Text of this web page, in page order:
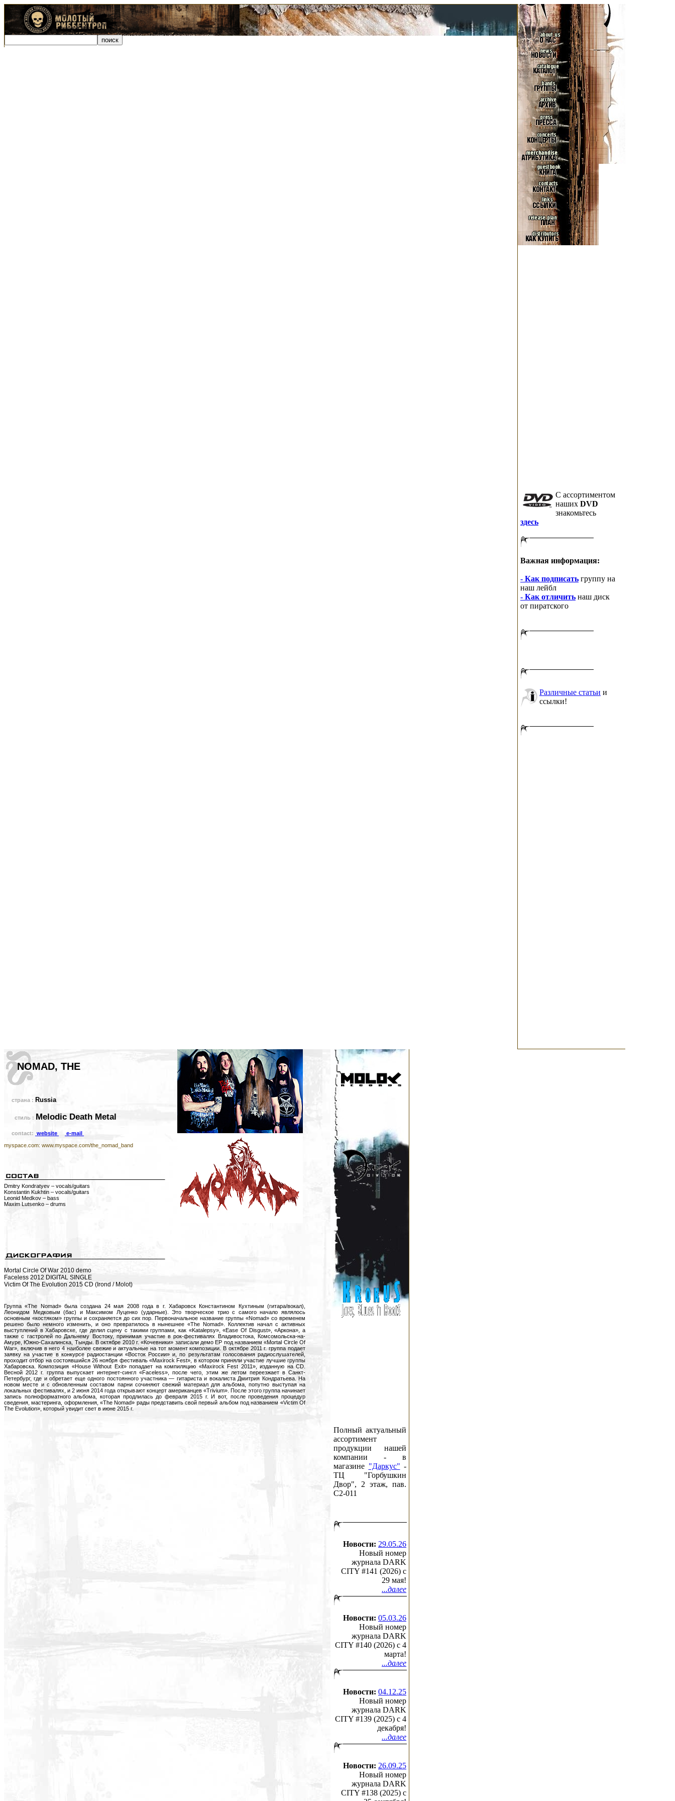
C ассортиментом
наших DVD
знакомьтесь
здесь
Важная информация:
- Как подписать группу на
наш лейбл
- Как отличить наш диск
от пиратского
Различные статьи и
ссылки!
NOMAD, THE
страна : Russia
стиль : Melodic Death Metal
contact: website
e-mail
myspace.com: www.myspace.com/the_nomad_band
Dmitry Kondratyev – vocals/guitars
Konstantin Kukhtin – vocals/guitars
Leonid Medkov – bass
Maxim Lutsenko – drums
Mortal Circle Of War 2010 demo
Faceless 2012 DIGITAL SINGLE
Victim Of The Evolution 2015 CD (Irond / Molot)
Группа «The Nomad» была создана 24 мая 2008 года в г. Хабаровск Константином Кухтиным (гитара/вокал),
Леонидом Медковым (бас) и Максимом Луценко (ударные). Это творческое трио c самого начало являлось
основным «костяком» группы и сохраняется до сих пор. Первоначальное название группы «Nomad» со временем
решено было немного изменить, и оно превратилось в нынешнее «The Nomad». Коллектив начал с активных
выступлений в Хабаровске, где делил сцену с такими группами, как «Katalepsy», «Ease Of Disgust», «Аркона», а
также с гастролей по Дальнему Востоку, принимая участие в рок-фестивалях Владивостока, Комсомольска-на-
Амуре, Южно-Сахалинска, Тынды. В октябре 2010 г. «Кочевники» записали демо EP под названием «Mortal Circle Of
War», включив в него 4 наиболее свежие и актуальные на тот момент композиции. В октябре 2011 г. группа подает
заявку на участие в конкурсе радиостанции «Восток России» и, по результатам голосования радиослушателей,
проходит отбор на состоявшийся 26 ноября фестиваль «Maxirock Fest», в котором приняли участие лучшие группы
Хабаровска. Композиция «House Without Exit» попадает на компиляцию «Maxirock Fest 2011», изданную на CD.
Весной 2012 г. группа выпускает интернет-сингл «Faceless», после чего, этим же летом переезжает в Санкт-
Петербург, где и обретает еще одного постоянного участника — гитариста и вокалиста Дмитрия Кондратьева. На
новом месте и с обновленным составом парни сочиняют свежий материал для альбома, попутно выступая на
локальных фестивалях, и 2 июня 2014 года открывают концерт американцев «Trivium». После этого группа начинает
запись полноформатного альбома, которая продлилась до февраля 2015 г. И вот, после проведения процедур
сведения, мастеринга, оформления, «The Nomad» рады представить свой первый альбом под названием «Victim Of
The Evolution», который увидит свет в июне 2015 г.
Полный актуальный
ассортимент
продукции нашей
компании - в
магазине "Даркус" -
ТЦ "Горбушкин
Двор", 2 этаж, пав.
C2-011
Новости: 29.05.26
Новый номер
журнала DARK
CITY #141 (2026) c
29 мая!
...далее
Новости: 05.03.26
Новый номер
журнала DARK
CITY #140 (2026) c 4
марта!
...далее
Новости: 04.12.25
Новый номер
журнала DARK
CITY #139 (2025) c 4
декабря!
...далее
Новости: 26.09.25
Новый номер
журнала DARK
CITY #138 (2025) c